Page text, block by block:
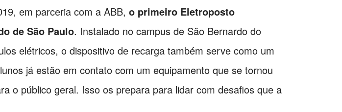
em parceria com a ABB, o primeiro Eletroposto
de São Paulo. Instalado no campus de São Bernardo do
elétricos, o dispositivo de recarga também serve como um
já estão em contato com um equipamento que se tornou
o público geral. Isso os prepara para lidar com desafios que a